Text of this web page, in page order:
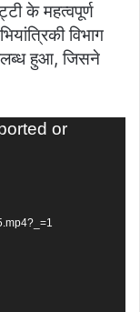
के महत्वपूर्ण
विभाग
हुआ, जिसने
or